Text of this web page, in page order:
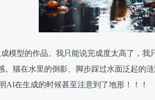
模型的作品。我只能说完成度太高了，
。猫在水里的倒影、脚步踩过水面泛起的
AI在生成的时候甚至注意到了地形！！！